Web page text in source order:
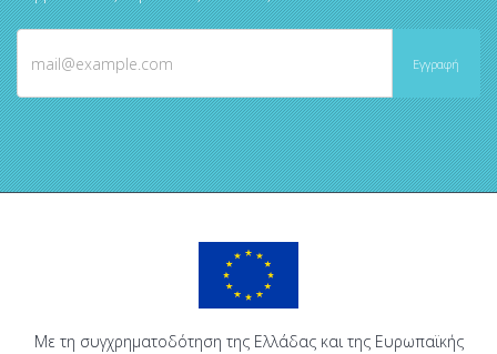
Με τη συγχρηματοδότηση της Ελλάδας και της Ευρωπαϊκής